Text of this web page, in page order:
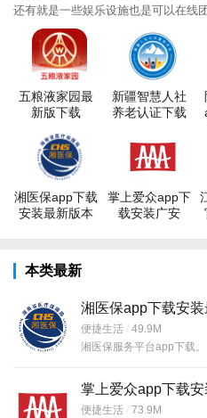
还有就是一些娱乐设施也是可以在线
些都是在生活服务的范畴，可以提高
味都是很高的！
五粮液家园最
新版下载
新疆智慧人社
养老认证下载
湘医保app下载
安装最新版本
掌上爱众app下
载安装广安
本类最新
湘医保app下载安
便捷生活
49.9M
湘医保服务平台app下载。
掌上爱众app下载
便捷生活
73.9M